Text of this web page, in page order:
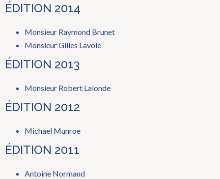
ÉDITION 2014
Monsieur Raymond Brunet
Monsieur Gilles Lavoie
ÉDITION 2013
Monsieur Robert Lalonde
ÉDITION 2012
Michael Munroe
ÉDITION 2011
Antoine Normand